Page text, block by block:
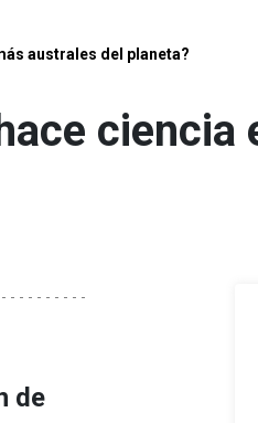
australes del planeta?
ciencia
de